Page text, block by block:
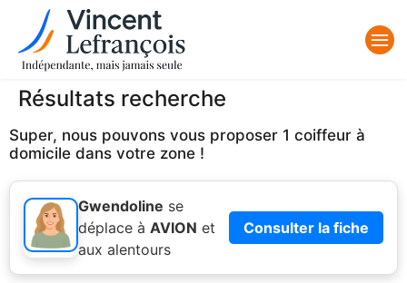
Résultats recherche
Super, nous pouvons vous proposer 1 coiffeur à
domicile dans votre zone !
Gwendoline se
déplace à AVION et
aux alentours
Consulter la fiche